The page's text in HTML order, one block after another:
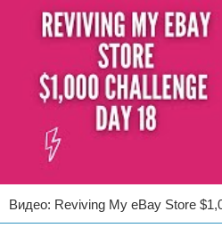
Видео: Reviving My eBay Store